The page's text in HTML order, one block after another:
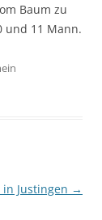
Baum zu
und 11 Mann.
Justingen →